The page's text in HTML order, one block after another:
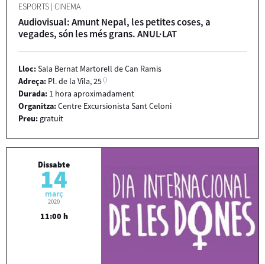
ESPORTS | CINEMA
Audiovisual: Amunt Nepal, les petites coses, a
vegades, són les més grans. ANUL·LAT
Lloc:Sala Bernat Martorell de Can Ramis
Adreça: Pl. de la Vila, 25
Durada: 1 hora aproximadament
Organitza:Centre Excursionista Sant Celoni
Preu: gratuit
Dissabte
14
març
2020
11:00 h